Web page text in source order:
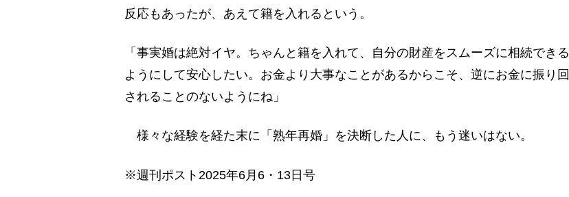
反応もあったが、あえて籍を入れるという。
「事実婚は絶対イヤ。ちゃんと籍を入れて、自分の財産をスムーズに相続できる
ようにして安心したい。お金より大事なことがあるからこそ、逆にお金に振り回
されることのないようにね」
様々な経験を経た末に「熟年再婚」を決断した人に、もう迷いはない。
※週刊ポスト2025年6月6・13日号